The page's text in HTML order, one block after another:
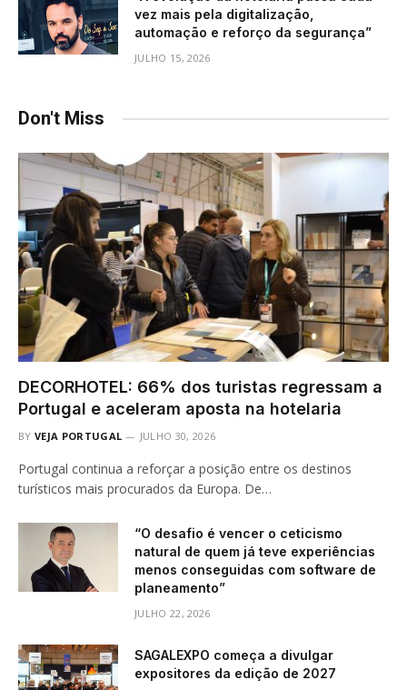
vez mais pela digitalização,
automação e reforço da segurança”
JULHO 15, 2026
Don't Miss
DECORHOTEL: 66% dos turistas regressam a
Portugal e aceleram aposta na hotelaria
BY VEJA PORTUGAL JULHO 30, 2026
Portugal continua a reforçar a posição entre os destinos
turísticos mais procurados da Europa. De…
“O desafio é vencer o ceticismo
natural de quem já teve experiências
menos conseguidas com software de
planeamento”
JULHO 22, 2026
SAGALEXPO começa a divulgar
expositores da edição de 2027